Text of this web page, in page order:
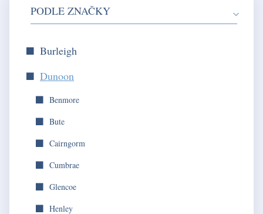
PODLE ZNAČKY
Burleigh
Dunoon
Benmore
Bute
Cairngorm
Cumbrae
Glencoe
Henley